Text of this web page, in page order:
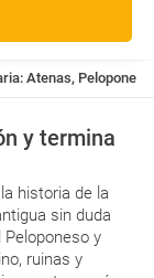
Atenas,
y termina
historia de la
sin duda
y
ruinas y